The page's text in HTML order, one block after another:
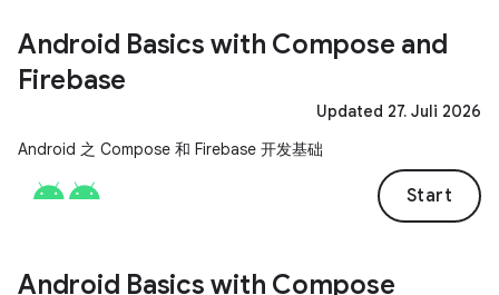
Android Basics with Compose and
Firebase
Updated 27. Juli 2026
Android 之 Compose 和 Firebase 开发基础
Start
Android Basics with Compose